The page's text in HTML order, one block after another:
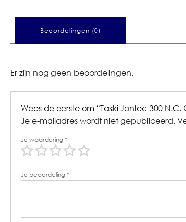
Beoordelingen (0)
Er zijn nog geen beoordelingen.
Wees de eerste om “Taski Jontec 300
Je e-mailadres wordt niet gepubliceerd.
Je waardering*
Je beoordeling*